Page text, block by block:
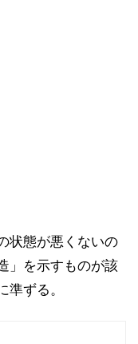
状態が悪くないの
」を示すものが該
ずる。